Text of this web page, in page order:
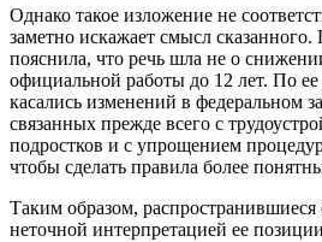
Однако такое изложение не
заметно искажает смысл сказанного.
пояснила, что речь шла не о
официальной работы до 12 лет. По
касались изменений в федеральном
связанных прежде всего с
подростков и с упрощением
чтобы сделать правила более
Таким образом, распространившиеся
неточной интерпретацией ее